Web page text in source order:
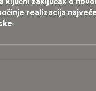
realizacija